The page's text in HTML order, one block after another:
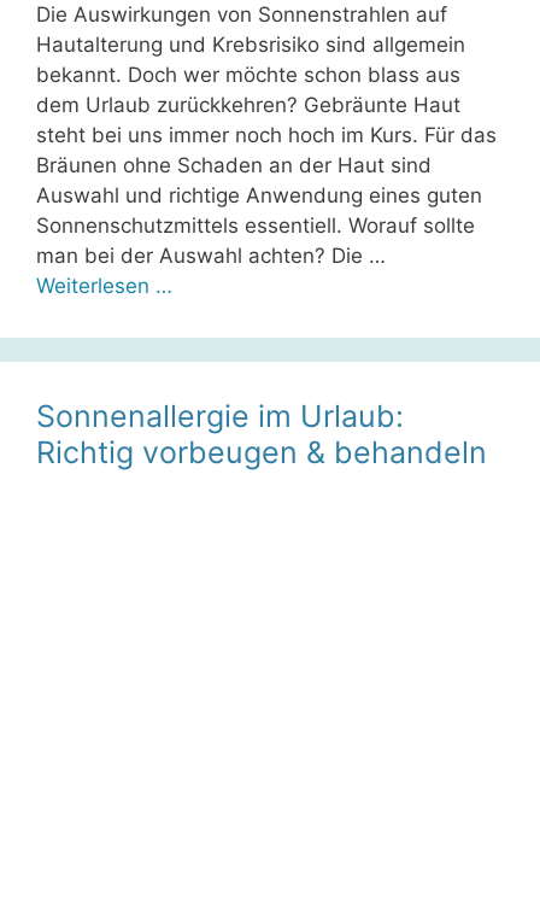
Die Auswirkungen von Sonnenstrahlen auf
Hautalterung und Krebsrisiko sind allgemein
bekannt. Doch wer möchte schon blass aus
dem Urlaub zurückkehren? Gebräunte Haut
steht bei uns immer noch hoch im Kurs. Für das
Bräunen ohne Schaden an der Haut sind
Auswahl und richtige Anwendung eines guten
Sonnenschutzmittels essentiell. Worauf sollte
man bei der Auswahl achten? Die …
Weiterlesen …
Sonnenallergie im Urlaub:
Richtig vorbeugen & behandeln